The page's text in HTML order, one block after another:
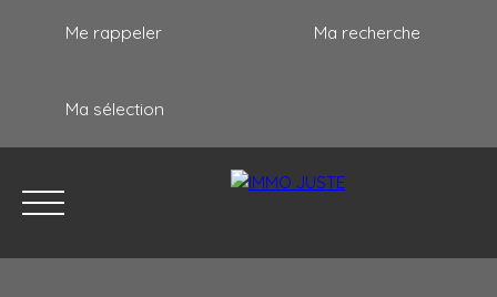
Me rappeler Ma recherche
Ma sélection